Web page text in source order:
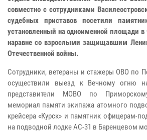
совместно с сотрудниками
судебных приставов посетили
установленный на одноименной площади
наравне со взрослыми защищавшим
Отечественной войны.
Сотрудники, ветераны и стажеры ОВО по
осуществили выезд к Вечному огню
представители МОВО по
мемориал памяти экипажа атомного
крейсера «Курск» и памятник офицерам-
на подводной лодке АС-31 в Баренцевом